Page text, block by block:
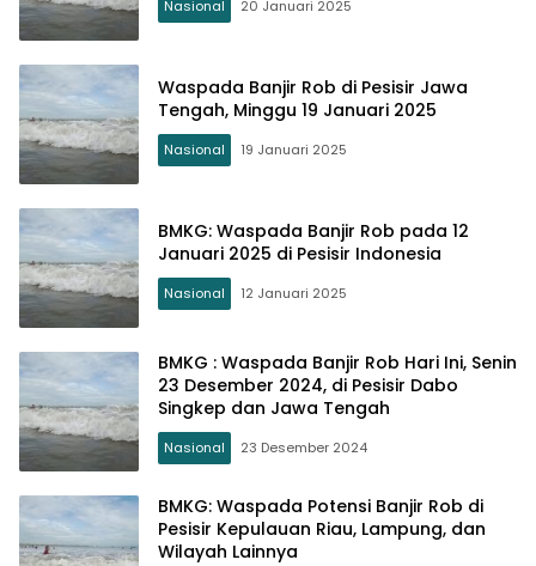
Nasional 20 Januari 2025
Waspada Banjir Rob di Pesisir Jawa
Tengah, Minggu 19 Januari 2025
Nasional 19 Januari 2025
BMKG: Waspada Banjir Rob pada 12
Januari 2025 di Pesisir Indonesia
Nasional 12 Januari 2025
BMKG : Waspada Banjir Rob Hari Ini, Senin
23 Desember 2024, di Pesisir Dabo
Singkep dan Jawa Tengah
Nasional 23 Desember 2024
BMKG: Waspada Potensi Banjir Rob di
Pesisir Kepulauan Riau, Lampung, dan
Wilayah Lainnya